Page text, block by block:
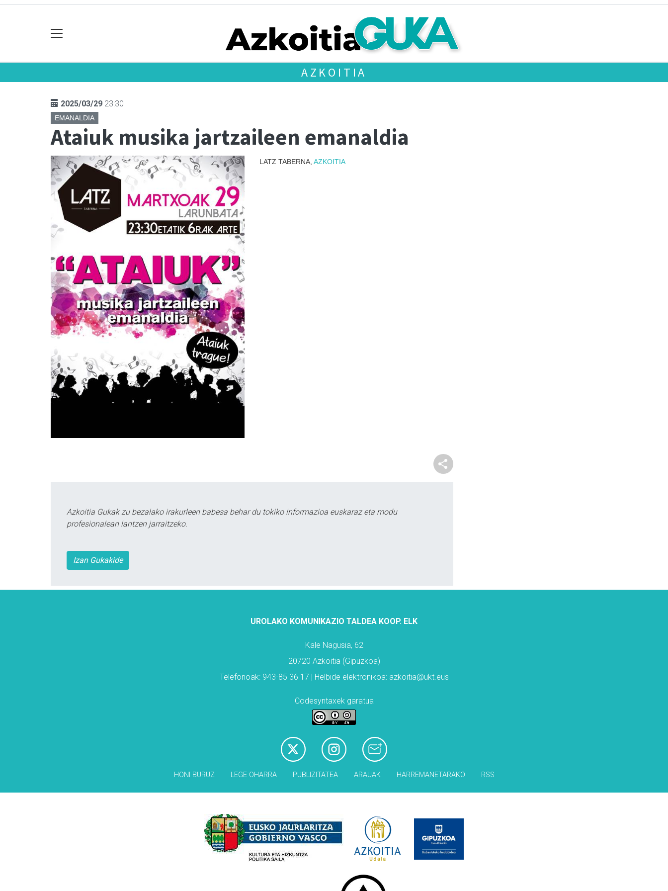
AZKOITIA
2025/03/29 23:30
EMANALDIA
Ataiuk musika jartzaileen emanaldia
LATZ TABERNA, AZKOITIA
Azkoitia Gukak zu bezalako irakurleen babesa behar du tokiko informazioa euskaraz eta modu
profesionalean lantzen jarraitzeko.
Izan Gukakide
UROLAKO KOMUNIKAZIO TALDEA KOOP. ELK
Kale Nagusia, 62
20720 Azkoitia (Gipuzkoa)
Telefonoak: 943-85 36 17 | Helbide elektronikoa: azkoitia@ukt.eus
Codesyntaxek garatua
HONI BURUZ LEGE OHARRA PUBLIZITATEA ARAUAK HARREMANETARAKO RSS